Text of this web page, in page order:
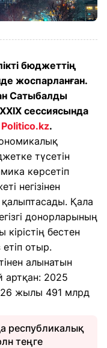
бюджеттің
жоспарланған.
Сатыбалды
сессиясында
Politico.kz.
түсетін
көрсетіп
негізінен
қалыптасады. Қала
донорларының
кірістің бестен
отыр.
алынатын
артқан: 2025
жылы 491 млрд
республикалық
теңге